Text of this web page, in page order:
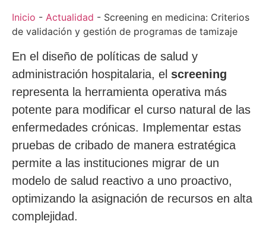
Inicio - Actualidad - Screening en medicina: Criterios
de validación y gestión de programas de tamizaje
En el diseño de políticas de salud y
administración hospitalaria, el screening
representa la herramienta operativa más
potente para modificar el curso natural de las
enfermedades crónicas. Implementar estas
pruebas de cribado de manera estratégica
permite a las instituciones migrar de un
modelo de salud reactivo a uno proactivo,
optimizando la asignación de recursos en alta
complejidad.